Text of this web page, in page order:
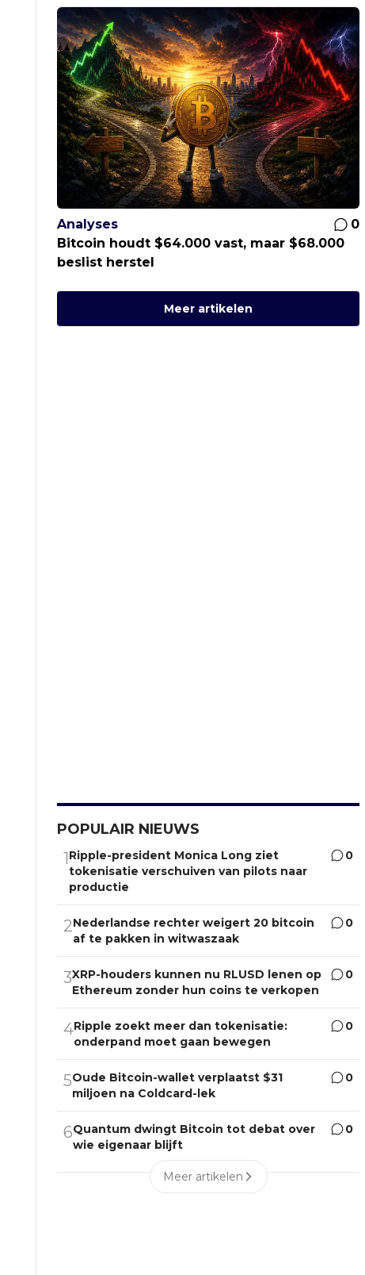
Analyses
0
Bitcoin houdt $64.000 vast, maar $68.000
beslist herstel
Meer artikelen
POPULAIR NIEUWS
1Ripple-president Monica Long ziet
tokenisatie verschuiven van pilots naar
productie
0
2Nederlandse rechter weigert 20 bitcoin
af te pakken in witwaszaak
0
3XRP-houders kunnen nu RLUSD lenen op
Ethereum zonder hun coins te verkopen
0
4Ripple zoekt meer dan tokenisatie:
onderpand moet gaan bewegen
0
5Oude Bitcoin-wallet verplaatst $31
miljoen na Coldcard-lek
0
6Quantum dwingt Bitcoin tot debat over
wie eigenaar blijft
0
Meer artikelen